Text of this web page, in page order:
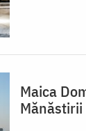
Maica